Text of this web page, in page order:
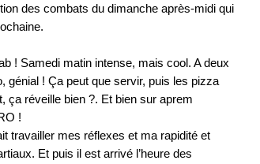
des combats du dimanche après-midi qui
! Samedi matin intense, mais cool. A deux
génial ! Ça peut que servir, puis les pizza
ça réveille bien ?. Et bien sur aprem
!
travailler mes réflexes et ma rapidité et
Et puis il est arrivé l’heure des